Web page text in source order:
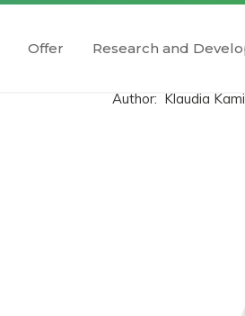
Offer Research and
Author: Klaudia